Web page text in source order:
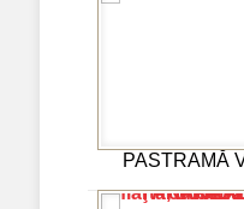
PASTRAMĂ